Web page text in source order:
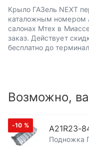
Крыло ГАЗель NEXT
каталожным номером
салонах Мтех в
заказ. Действует
бесплатно до
Возможно,
-10 % А21R23-
Подножка